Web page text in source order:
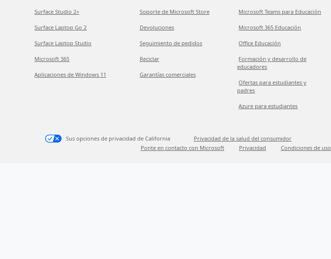
Surface Studio 2+
Surface Laptop Go 2
Surface Laptop Studio
Microsoft 365
Aplicaciones de Windows 11
Soporte de Microsoft Store
Devoluciones
Seguimiento de pedidos
Reciclar
Garantías comerciales
Microsoft Teams para Educación
Microsoft 365 Educación
Office Educación
Formación y desarrollo de
educadores
Ofertas para estudiantes y
padres
Azure para estudiantes
Sus opciones de privacidad de California
Privacidad de la salud del consumidor
Ponte en contacto con Microsoft
Privacidad Condiciones de uso